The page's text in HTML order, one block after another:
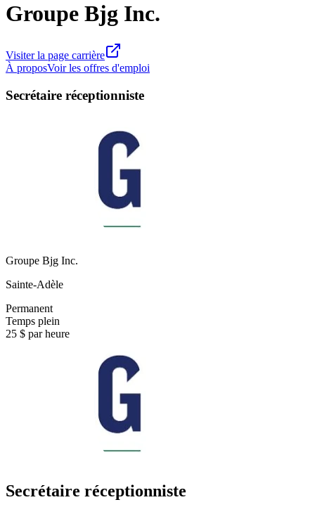
Groupe Bjg Inc.
Visiter la page carrière
À proposVoir les offres d'emploi
Secrétaire réceptionniste
Groupe Bjg Inc.
Sainte-Adèle
Permanent
Temps plein
25 $ par heure
Secrétaire réceptionniste